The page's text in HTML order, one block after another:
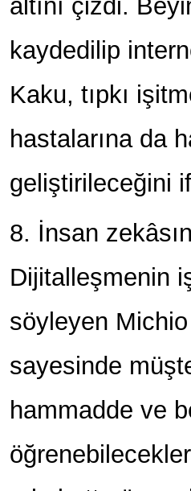
altını çizdi.
kaydedilip
Kaku, tıpkı
hastalarına da
geliştirileceğini
8. İnsan
Dijitalleşmenin
söyleyen Michio
sayesinde
hammadde ve